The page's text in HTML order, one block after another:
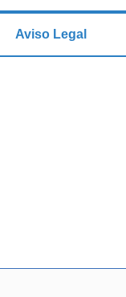
Aviso Legal